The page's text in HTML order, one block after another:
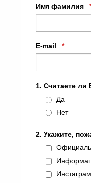
Имя фамилия *
E-mail *
1. Считаете ли
Да
Нет
2. Укажите,